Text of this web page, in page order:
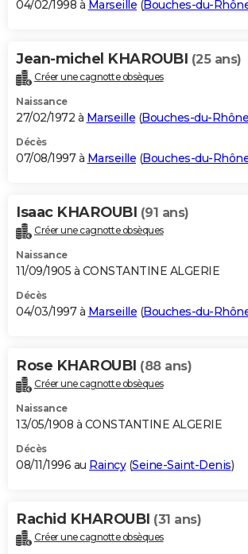
04/02/1998 à Marseille (Bouches-du-
Jean-michel KHAROUBI (25 ans)
Créer une cagnotte obsèques
Naissance
27/02/1972 à Marseille (Bouches-du-Rhône
Décès
07/08/1997 à Marseille (Bouches-du-
Isaac KHAROUBI (91 ans)
Créer une cagnotte obsèques
Naissance
11/09/1905 à CONSTANTINE ALGERIE
Décès
04/03/1997 à Marseille (Bouches-du-
Rose KHAROUBI (88 ans)
Créer une cagnotte obsèques
Naissance
13/05/1908 à CONSTANTINE ALGERIE
Décès
08/11/1996 au Raincy(Seine-Saint-Denis)
Rachid KHAROUBI (31 ans)
Créer une cagnotte obsèques